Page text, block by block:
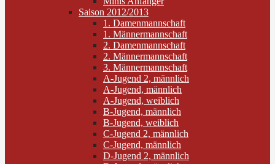
Saison 2012/2013
1. Damenmannschaft
1. Männermannschaft
2. Damenmannschaft
2. Männermannschaft
3. Männermannschaft
A-Jugend 2, männlich
A-Jugend, männlich
A-Jugend, weiblich
B-Jugend, männlich
B-Jugend, weiblich
C-Jugend 2, männlich
C-Jugend, männlich
D-Jugend 2, männlich